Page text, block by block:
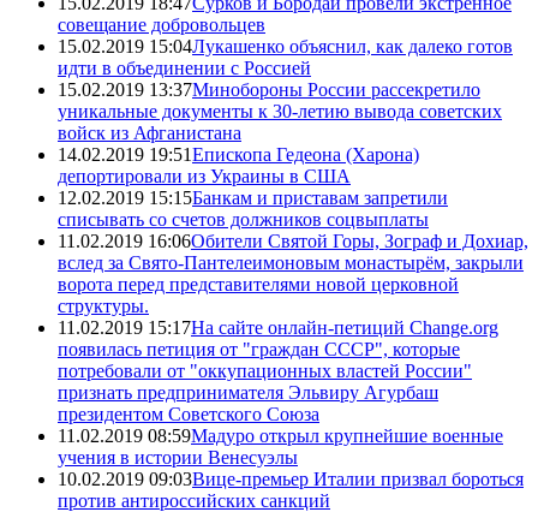
совещание добровольцев
15.02.2019 15:04Лукашенко объяснил, как далеко готов
идти в объединении с Россией
15.02.2019 13:37Минобороны России рассекретило
уникальные документы к 30-летию вывода советских
войск из Афганистана
14.02.2019 19:51Епископа Гедеона (Харона)
депортировали из Украины в США
12.02.2019 15:15Банкам и приставам запретили
списывать со счетов должников соцвыплаты
11.02.2019 16:06Обители Святой Горы, Зограф и Дохиар,
вслед за Свято-Пантелеимоновым монастырём, закрыли
ворота перед представителями новой церковной
структуры.
11.02.2019 15:17На сайте онлайн-петиций Change.org
появилась петиция от "граждан СССР", которые
потребовали от "оккупационных властей России"
признать предпринимателя Эльвиру Агурбаш
президентом Советского Союза
11.02.2019 08:59Мадуро открыл крупнейшие военные
учения в истории Венесуэлы
10.02.2019 09:03Вице-премьер Италии призвал бороться
против антироссийских санкций